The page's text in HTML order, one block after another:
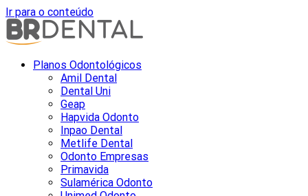
Ir para o conteúdo
Planos Odontológicos
Amil Dental
Dental Uni
Geap
Hapvida Odonto
Inpao Dental
Metlife Dental
Odonto Empresas
Primavida
Sulamérica Odonto